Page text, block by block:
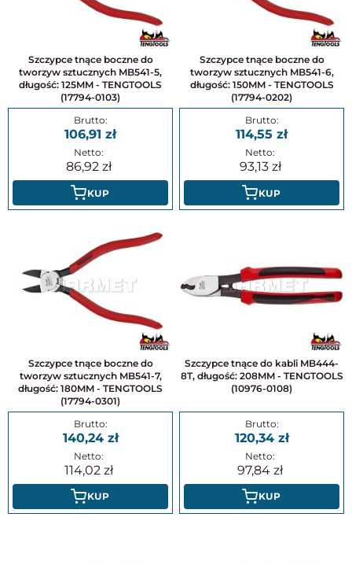
Szczypce tnące boczne do
tworzyw sztucznych MB541-5,
długość: 125MM - TENGTOOLS
(17794-0103)
106,91
86,92
KUP
Szczypce tnące boczne do
tworzyw sztucznych MB541-6,
długość: 150MM - TENGTOOLS
(17794-0202)
114,55
93,13
KUP
Szczypce tnące boczne do
tworzyw sztucznych MB541-7,
długość: 180MM - TENGTOOLS
(17794-0301)
140,24
114,02
KUP
Szczypce tnące do kabli MB444-
8T, długość: 208MM - TENGTOOLS
(10976-0108)
120,34
97,84
KUP